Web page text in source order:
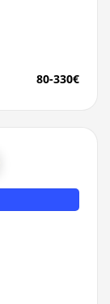
80-330€